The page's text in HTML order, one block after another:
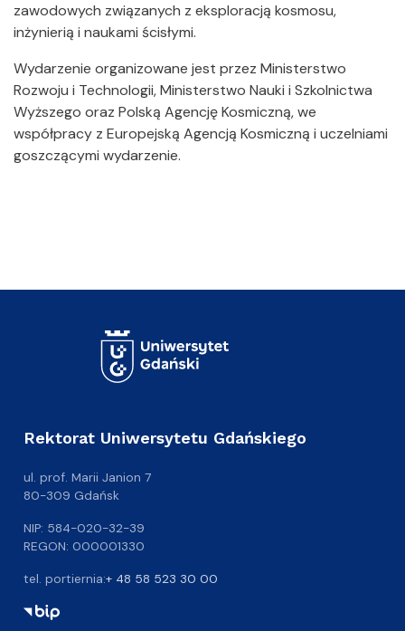
zawodowych związanych z eksploracją kosmosu,
inżynierią i naukami ścisłymi.
Wydarzenie organizowane jest przez Ministerstwo
Rozwoju i Technologii, Ministerstwo Nauki i Szkolnictwa
Wyższego oraz Polską Agencję Kosmiczną, we
współpracy z Europejską Agencją Kosmiczną i uczelniami
goszczącymi wydarzenie.
Rektorat Uniwersytetu Gdańskiego
ul. prof. Marii Janion 7
80-309 Gdańsk
NIP: 584-020-32-39
REGON: 000001330
tel. portiernia:+ 48 58 523 30 00